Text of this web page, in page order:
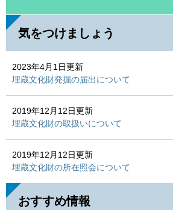
気をつけましょう
2023年4月1日更新
埋蔵文化財発掘の届出について
2019年12月12日更新
埋蔵文化財の取扱いについて
2019年12月12日更新
埋蔵文化財の所在照会について
おすすめ情報